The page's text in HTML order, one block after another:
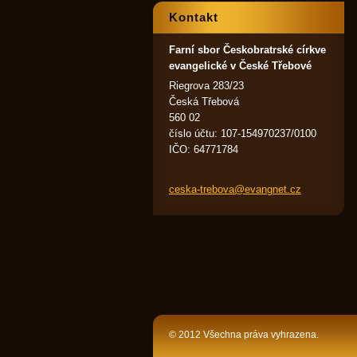
Kontakt
Farní sbor Českobratrské církve
evangelické v České Třebové
Riegrova 283/23
Česká Třebová
560 02
číslo účtu: 107-154970237/0100
IČO: 64771784
ceska-trebova@evangnet.cz
© 2012 Všechna práva vyhrazena.